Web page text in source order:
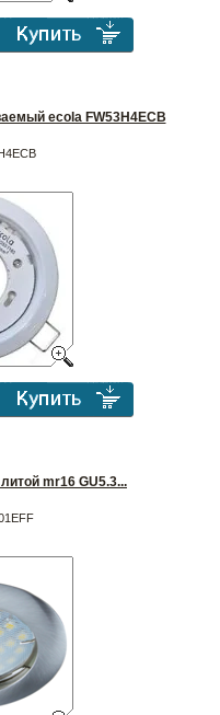
ecola FW53H4ECB
mr16 GU5.3...